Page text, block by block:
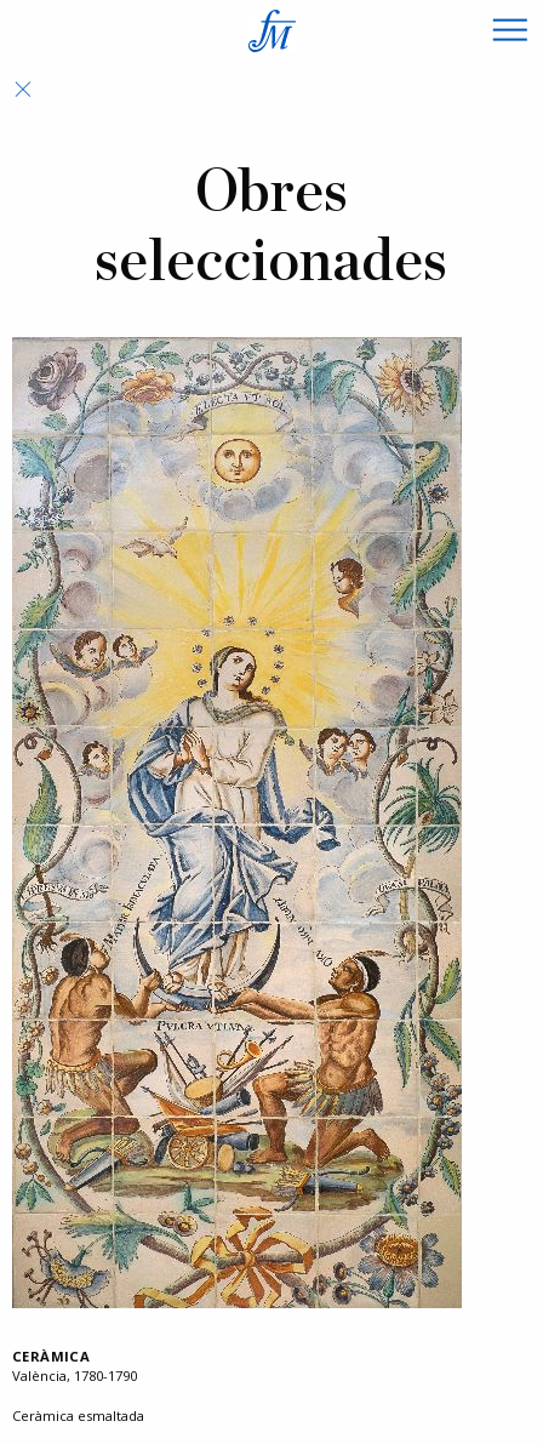
×
Obres
seleccionades
CERÀMICA
València, 1780-1790
Ceràmica esmaltada